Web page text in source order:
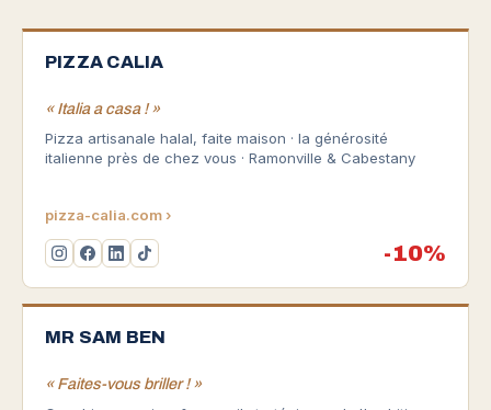
PIZZA CALIA
« Italia a casa ! »
Pizza artisanale halal, faite maison · la générosité
italienne près de chez vous · Ramonville & Cabestany
pizza-calia.com ›
-10%
MR SAM BEN
« Faites-vous briller ! »